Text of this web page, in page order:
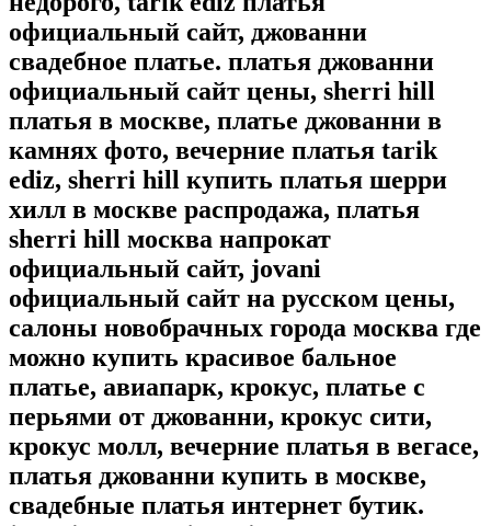
официальный сайт, джованни
свадебное платье. платья джованни
официальный сайт цены, sherri hill
платья в москве, платье джованни в
камнях фото, вечерние платья tarik
ediz, sherri hill купить платья шерри
хилл в москве распродажа, платья
sherri hill москва напрокат
официальный сайт, jovani
официальный сайт на русском цены,
салоны новобрачных города москва где
можно купить красивое бальное
платье, авиапарк, крокус, платье с
перьями от джованни, крокус сити,
крокус молл, вечерние платья в вегасе,
платья джованни купить в москве,
свадебные платья интернет бутик.